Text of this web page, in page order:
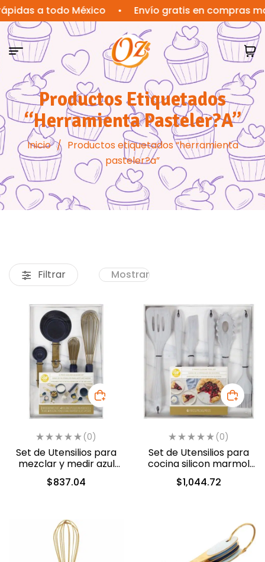
a todo México • Envío gratis en compras mayores
Productos Etiquetados
“herramienta Pasteler?a”
Inicio / Productos etiquetados “herramienta
pasteler?a”
Filtrar Mostrar
(0)
Set de Utensilios para
mezclar y medir azul
c/10 pzas (2103-0-0069)
$837.04
(0)
Set de Utensilios para
cocina silicon marmol
c/6 pzas (2103-0-0070)
$1,044.72